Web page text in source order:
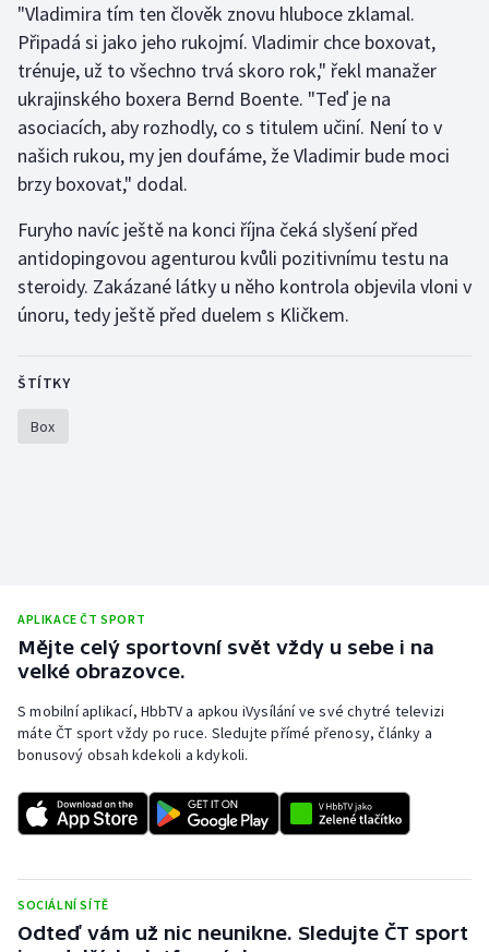
Jezdectví
Judo
Krasobruslení
Lezení
Lyže a snowboard
Moderní pětiboj
Ragby
Rychlobruslení
Rychlostní kanoistika
Short track
Sportovní střelba
Triatlon
"Vladimira tím ten člověk znovu hluboce zklamal.
Připadá si jako jeho rukojmí. Vladimir chce boxovat,
trénuje, už to všechno trvá skoro rok," řekl manažer
ukrajinského boxera Bernd Boente. "Teď je na
asociacích, aby rozhodly, co s titulem učiní. Není to v
našich rukou, my jen doufáme, že Vladimir bude moci
brzy boxovat," dodal.
Furyho navíc ještě na konci října čeká slyšení před
antidopingovou agenturou kvůli pozitivnímu testu na
steroidy. Zakázané látky u něho kontrola objevila vloni v
únoru, tedy ještě před duelem s Kličkem.
ŠTÍTKY
Box
APLIKACE ČT SPORT
Mějte celý sportovní svět vždy u sebe i na
velké obrazovce.
S mobilní aplikací, HbbTV a apkou iVysílání ve své chytré televizi
máte ČT sport vždy po ruce. Sledujte přímé přenosy, články a
bonusový obsah kdekoli a kdykoli.
SOCIÁLNÍ SÍTĚ
Odteď vám už nic neunikne. Sledujte ČT sport